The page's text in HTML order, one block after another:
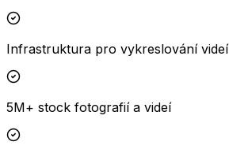
Infrastruktura pro vykreslování videí
5M+ stock fotografií a videí